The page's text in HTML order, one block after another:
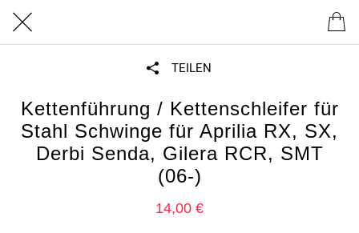
TEILEN
Kettenführung / Kettenschleifer für
Stahl Schwinge für Aprilia RX, SX,
Derbi Senda, Gilera RCR, SMT
(06-)
14,00 €